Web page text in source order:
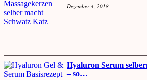
Dezember 4, 2018
Hyaluron Serum
– so…